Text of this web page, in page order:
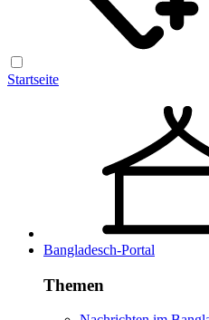
Startseite
Bangladesch-Portal
Themen